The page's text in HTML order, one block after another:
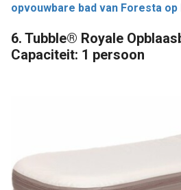
opvouwbare bad van Foresta op
6. Tubble® Royale
Capaciteit: 1 persoon